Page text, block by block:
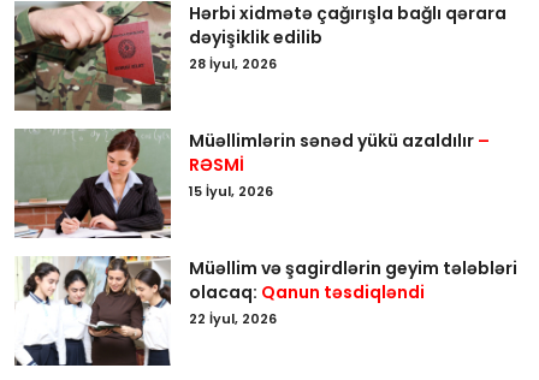
Hərbi xidmətə çağırışla bağlı qərara
dəyişiklik edilib
28 İyul, 2026
Müəllimlərin sənəd yükü azaldılır –
RƏSMİ
15 İyul, 2026
Müəllim və şagirdlərin geyim tələbləri
olacaq: Qanun təsdiqləndi
22 İyul, 2026